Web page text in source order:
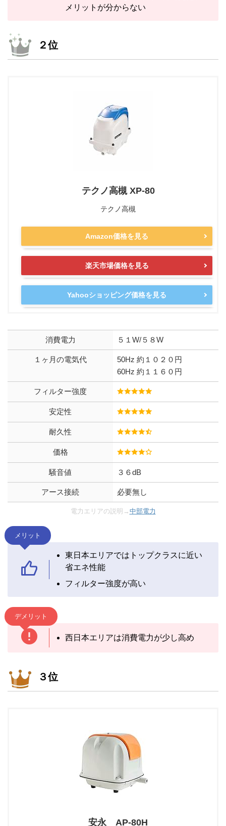
メリットが分からない
２位
テクノ高槻 XP-80
テクノ高槻
Amazon価格を見る
楽天市場価格を見る
Yahooショッピング価格を見る
消費電力 ５１W/５８W
１ヶ月の電気代
50Hz 約１０２０円
60Hz 約１１６０円
フィルター強度
安定性
耐久性
価格
騒音値 ３６dB
アース接続 必要無し
電力エリアの説明→ 中部電力
メリット
東日本エリアではトップクラスに近い
省エネ性能
フィルター強度が高い
デメリット
西日本エリアは消費電力が少し高め
３位
安永 AP-80H